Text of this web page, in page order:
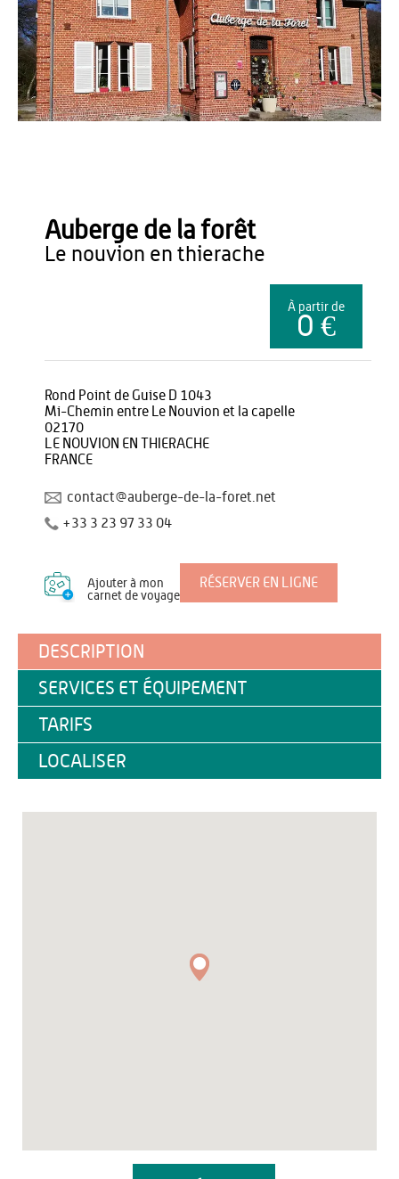
Office de Tourisme du Pays de Thiérache
Auberge de la forêt
le nouvion en thierache
À partir de
0 €
Rond Point de Guise D 1043
Mi-Chemin entre Le Nouvion et la capelle
02170
LE NOUVION EN THIERACHE
FRANCE
contact@auberge-de-la-foret.net
+33 3 23 97 33 04
Ajouter à mon
carnet de voyage
RÉSERVER EN LIGNE
DESCRIPTION
SERVICES ET ÉQUIPEMENT
TARIFS
LOCALISER